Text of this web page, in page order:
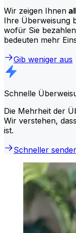
Wir zeigen Ihnen
Ihre Überweisung
wofür Sie
bedeuten mehr
Gib weniger aus
Schnelle
Die Mehrheit der
Wir verstehen,
ist.
Schneller